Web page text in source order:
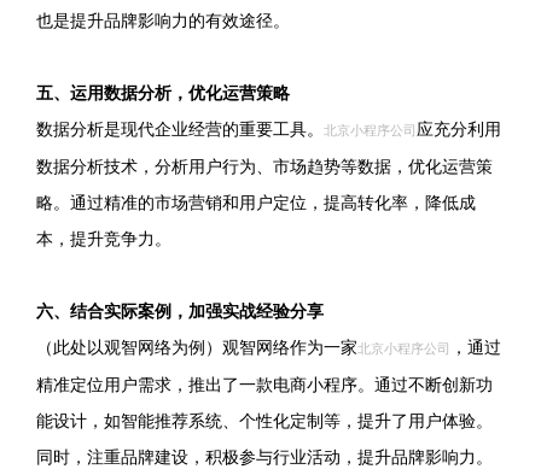
也是提升品牌影响力的有效途径。
五、运用数据分析，优化运营策略
数据分析是现代企业经营的重要工具。
北京小程序公司 应充分利用
数据分析技术，分析用户行为、市场趋势等数据，优化运营策
略。通过精准的市场营销和用户定位，提高转化率，降低成
本，提升竞争力。
六、结合实际案例，加强实战经验分享
（此处以观智网络为例）观智网络作为一家北京小程序公司
，通过
精准定位用户需求，推出了一款电商小程序。通过不断创新功
能设计，如智能推荐系统、个性化定制等，提升了用户体验。
同时，注重品牌建设，积极参与行业活动，提升品牌影响力。